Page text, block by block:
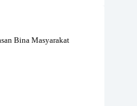
Bina Masyarakat